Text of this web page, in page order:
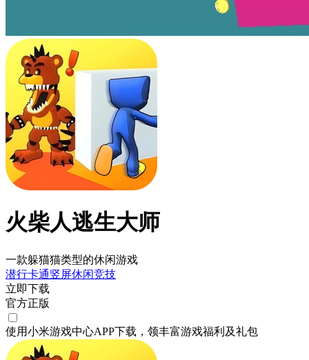
火柴人逃生大师
一款躲猫猫类型的休闲游戏
潜行卡通竖屏休闲竞技
立即下载
官方正版
使用小米游戏中心APP下载 ，领丰富游戏福利 及礼包